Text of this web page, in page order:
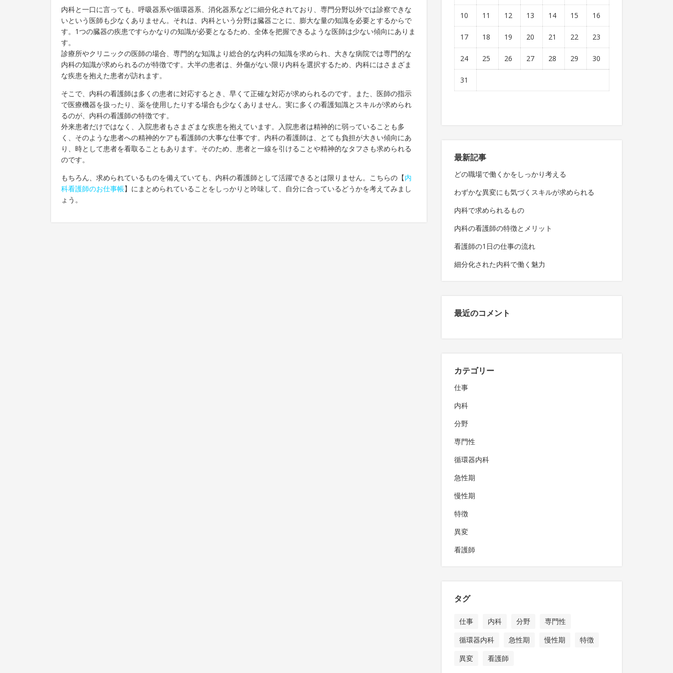
内科と一口に言っても、呼吸器系や循環器系、消化器系などに細分化されており、専門分野以外では診察できな
いという医師も少なくありません。それは、内科という分野は臓器ごとに、膨大な量の知識を必要とするからで
す。1つの臓器の疾患ですらかなりの知識が必要となるため、全体を把握できるような医師は少ない傾向にありま
す。
診療所やクリニックの医師の場合、専門的な知識より総合的な内科の知識を求められ、大きな病院では専門的な
内科の知識が求められるのが特徴です。大半の患者は、外傷がない限り内科を選択するため、内科にはさまざま
な疾患を抱えた患者が訪れます。
そこで、内科の看護師は多くの患者に対応するとき、早くて正確な対応が求められるのです。また、医師の指示
で医療機器を扱ったり、薬を使用したりする場合も少なくありません。実に多くの看護知識とスキルが求められ
るのが、内科の看護師の特徴です。
外来患者だけではなく、入院患者もさまざまな疾患を抱えています。入院患者は精神的に弱っていることも多
く、そのような患者への精神的ケアも看護師の大事な仕事です。内科の看護師は、とても負担が大きい傾向にあ
り、時として患者を看取ることもあります。そのため、患者と一線を引けることや精神的なタフさも求められる
のです。
もちろん、求められているものを備えていても、内科の看護師として活躍できるとは限りません。こちらの【内
科看護師のお仕事帳】にまとめられていることをしっかりと吟味して、自分に合っているどうかを考えてみまし
ょう。
10 11 12 13 14 15 16
17 18 19 20 21 22 23
24 25 26 27 28 29 30
31
最新記事
どの職場で働くかをしっかり考える
わずかな異変にも気づくスキルが求められる
内科で求められるもの
内科の看護師の特徴とメリット
看護師の1日の仕事の流れ
細分化された内科で働く魅力
最近のコメント
カテゴリー
仕事
内科
分野
専門性
循環器内科
急性期
慢性期
特徴
異変
看護師
タグ
仕事 内科 分野
専門性
循環器内科
急性期 慢性期
特徴
異変
看護師